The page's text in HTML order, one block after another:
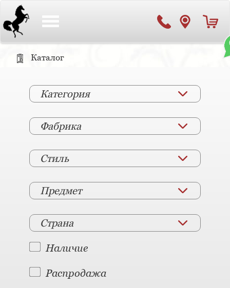
Каталог
Категория
Фабрика
Стиль
Предмет
Страна
Наличие
Распродажа